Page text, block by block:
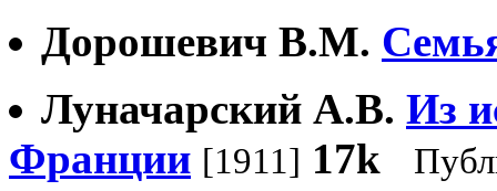
Дорошевич В.М.
Луначарский А.В. Из
Франции [1911] 17k